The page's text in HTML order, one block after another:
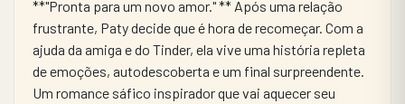
​**"Pronta para um novo amor." ** Após uma relação
frustrante, Paty decide que é hora de recomeçar. Com a
ajuda da amiga e do Tinder, ela vive uma história repleta
de emoções, autodescoberta e um final surpreendente.
Um romance sáfico inspirador que vai aquecer seu